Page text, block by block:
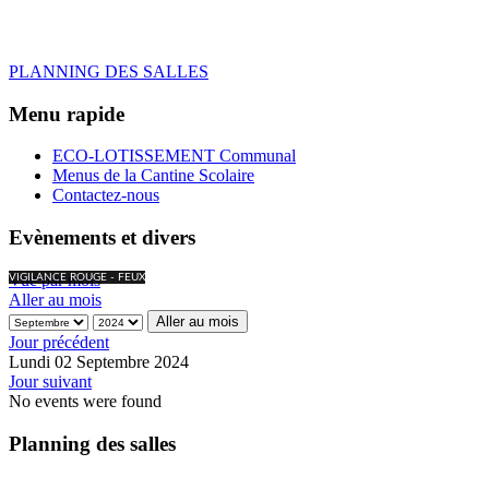
PLANNING DES SALLES
Menu rapide
ECO-LOTISSEMENT Communal
Menus de la Cantine Scolaire
Contactez-nous
Evènements et divers
VIGILANCE ROUGE - FEUX
Vue par mois
Aller au mois
Aller au mois
Jour précédent
Lundi 02 Septembre 2024
Jour suivant
No events were found
Planning des salles